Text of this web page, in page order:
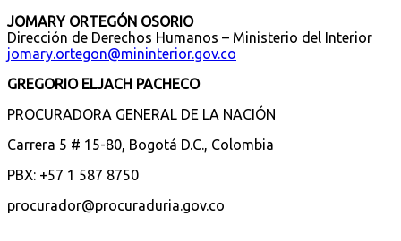
JOMARY ORTEGÓN OSORIO
Dirección de Derechos Humanos – Ministerio del Interior
jomary.ortegon@mininterior.gov.co
​​​GREGORIO ELJACH PACHECO
PROCURADORA GENERAL DE LA NACIÓN
Carrera 5 # 15-80, Bogotá D.C., Colombia
PBX: +57 1 587 8750
procurador@procuraduria.gov.co